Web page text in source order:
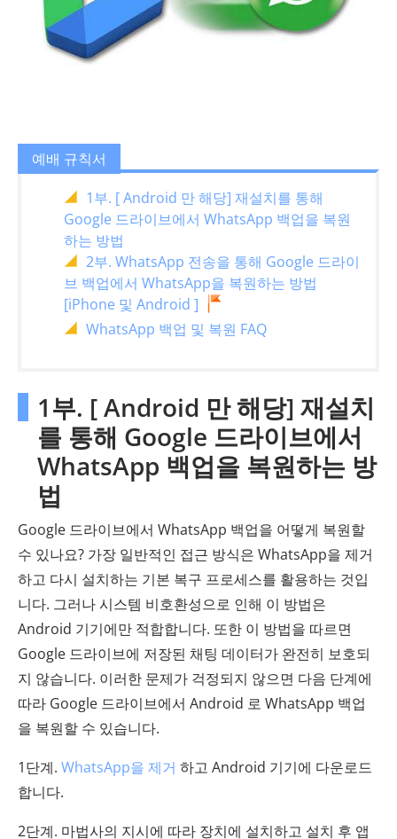
예배 규칙서
1부. [ Android 만 해당] 재설치를 통해
Google 드라이브에서 WhatsApp 백업을 복원
하는 방법
2부. WhatsApp 전송을 통해 Google 드라이
브 백업에서 WhatsApp을 복원하는 방법
[iPhone 및 Android ]
WhatsApp 백업 및 복원 FAQ
1부. [ Android 만 해당] 재설치
를 통해 Google 드라이브에서
WhatsApp 백업을 복원하는 방
법
Google 드라이브에서 WhatsApp 백업을 어떻게 복원할
수 있나요? 가장 일반적인 접근 방식은 WhatsApp을 제거
하고 다시 설치하는 기본 복구 프로세스를 활용하는 것입
니다. 그러나 시스템 비호환성으로 인해 이 방법은
Android 기기에만 적합합니다. 또한 이 방법을 따르면
Google 드라이브에 저장된 채팅 데이터가 완전히 보호되
지 않습니다. 이러한 문제가 걱정되지 않으면 다음 단계에
따라 Google 드라이브에서 Android 로 WhatsApp 백업
을 복원할 수 있습니다.
1단계. WhatsApp을 제거 하고 Android 기기에 다운로드
합니다.
2단계. 마법사의 지시에 따라 장치에 설치하고 설치 후 앱